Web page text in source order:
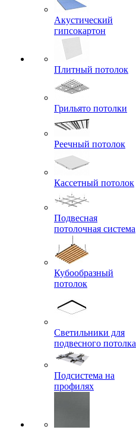
Акустический
гипсокартон
Плитный потолок
Грильято потолки
Реечный потолок
Кассетный потолок
Подвесная
потолочная система
Кубообразный
потолок
Светильники для
подвесного потолка
Подсистема на
профилях